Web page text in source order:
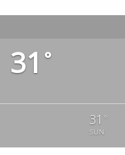
31 °
31 °
SUN